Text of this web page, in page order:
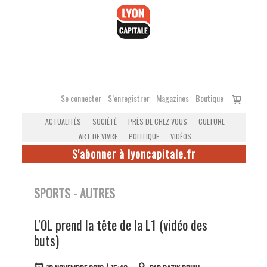
Se connecter S’enregistrer Magazines Boutique
Voir
ACTUALITÉS SOCIÉTÉ PRÈS DE CHEZ VOUS
CULTURE
ART DE VIVRE
POLITIQUE VIDÉOS
S'abonner à lyoncapitale.fr
SPORTS - AUTRES
L'OL prend la tête de la L1 (vidéo des
buts)